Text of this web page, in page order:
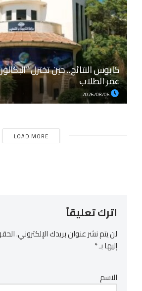
عمر الطلاب
LOAD MORE
اترك تعليقاً
لن يتم نشر عنوان بريدك الإلكتروني.
إليها بـ*
الاسم